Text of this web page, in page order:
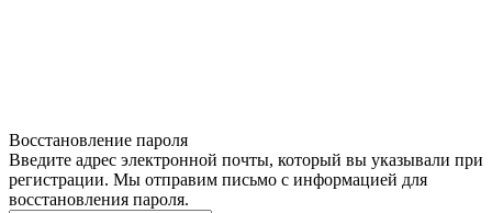
Восстановление пароля
Введите адрес электронной почты, который вы указывали при
регистрации. Мы отправим письмо с информацией для
восстановления пароля.